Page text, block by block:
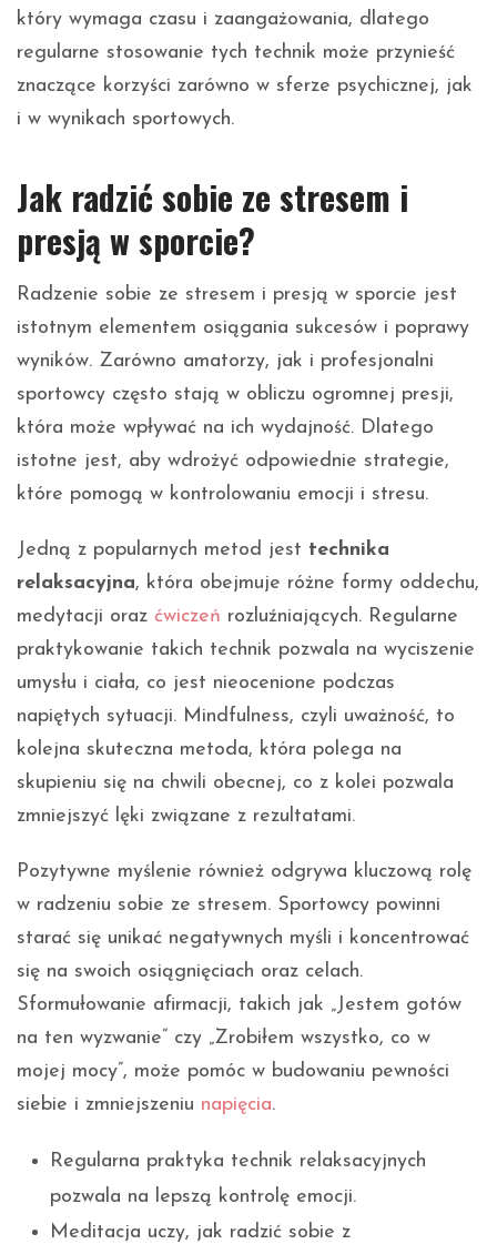
który wymaga czasu i zaangażowania, dlatego
regularne stosowanie tych technik może przynieść
znaczące korzyści zarówno w sferze psychicznej, jak
i w wynikach sportowych.
Jak radzić sobie ze stresem i
presją w sporcie?
Radzenie sobie ze stresem i presją w sporcie jest
istotnym elementem osiągania sukcesów i poprawy
wyników. Zarówno amatorzy, jak i profesjonalni
sportowcy często stają w obliczu ogromnej presji,
która może wpływać na ich wydajność. Dlatego
istotne jest, aby wdrożyć odpowiednie strategie,
które pomogą w kontrolowaniu emocji i stresu.
Jedną z popularnych metod jest technika
relaksacyjna, która obejmuje różne formy oddechu,
medytacji oraz ćwiczeń rozluźniających. Regularne
praktykowanie takich technik pozwala na wyciszenie
umysłu i ciała, co jest nieocenione podczas
napiętych sytuacji. Mindfulness, czyli uważność, to
kolejna skuteczna metoda, która polega na
skupieniu się na chwili obecnej, co z kolei pozwala
zmniejszyć lęki związane z rezultatami.
Pozytywne myślenie również odgrywa kluczową rolę
w radzeniu sobie ze stresem. Sportowcy powinni
starać się unikać negatywnych myśli i koncentrować
się na swoich osiągnięciach oraz celach.
Sformułowanie afirmacji, takich jak „Jestem gotów
na ten wyzwanie” czy „Zrobiłem wszystko, co w
mojej mocy”, może pomóc w budowaniu pewności
siebie i zmniejszeniu napięcia.
Regularna praktyka technik relaksacyjnych
pozwala na lepszą kontrolę emocji.
Meditacja uczy, jak radzić sobie z